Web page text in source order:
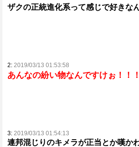
ザクの正統進化系って感じで好きな
2: 2019/03/13 01:53:58
あんなの紛い物なんですけぉ！！
3: 2019/03/13 01:54:13
連邦混じりのキメラが正当とか嘆か